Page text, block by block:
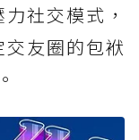
社交模式，
友圈的包袱